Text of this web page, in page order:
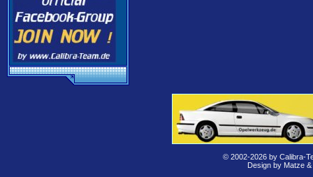
© 2002-2026 by Calibra-
Design by Matze